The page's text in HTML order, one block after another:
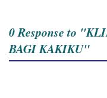
0 Response to
BAGI KAKIKU"